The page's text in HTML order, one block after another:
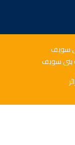
سويف
بنى سويف